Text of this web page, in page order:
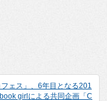
ェス」、6年目となる201
girlによる共同企画「C